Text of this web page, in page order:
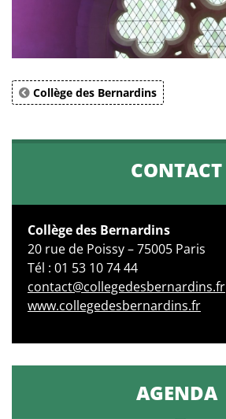
Collège des Bernardins
CONTACT
Collège des Bernardins
20 rue de Poissy – 75005 Paris
Tél : 01 53 10 74 44
contact@collegedesbernardins.fr
www.collegedesbernardins.fr
AGENDA